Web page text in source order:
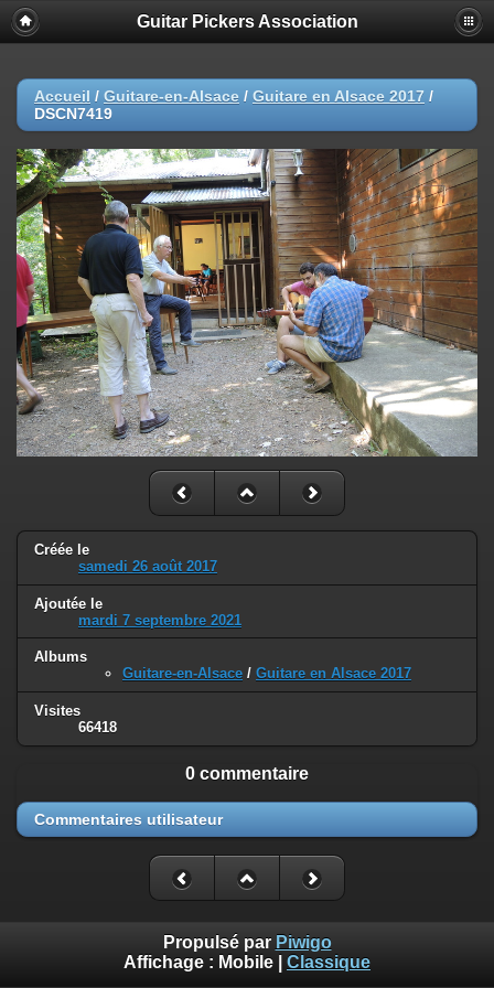
Guitar Pickers Association
Accueil / Guitare-en-Alsace / Guitare en Alsace 2017 /
DSCN7419
Créée le
samedi 26 août 2017
Ajoutée le
mardi 7 septembre 2021
Albums
Guitare-en-Alsace / Guitare en Alsace 2017
Visites
66418
0 commentaire
Commentaires utilisateur
Propulsé par Piwigo
Affichage : Mobile Classique